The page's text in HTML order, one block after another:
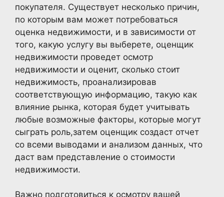
покупателя. Существует несколько причин,
по которым вам может потребоваться
оценка недвижимости, и в зависимости от
того, какую услугу вы выберете, оценщик
недвижимости проведет осмотр
недвижимости и оценит, сколько стоит
недвижимость, проанализировав
соответствующую информацию, такую как
влияние рынка, которая будет учитывать
любые возможные факторы, которые могут
сыграть роль,затем оценщик создаст отчет
со всеми выводами и анализом данных, что
даст вам представление о стоимости
недвижимости.
Важно подготовиться к осмотру вашей